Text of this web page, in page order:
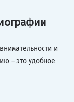
и
– это удобное